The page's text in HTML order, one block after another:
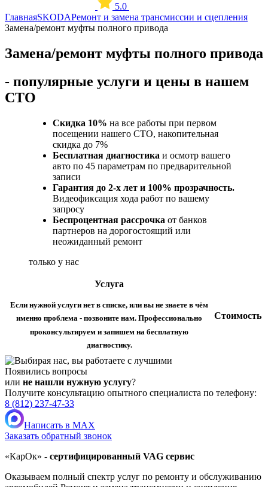
5.0
ГлавнаяSKODAРемонт и замена трансмиссии и сцепления
Замена/ремонт муфты полного привода
Замена/ремонт муфты полного привода
- популярные услуги и цены в нашем
СТО
Скидка 10% на все работы при первом
посещении нашего СТО, накопительная
скидка до 7%
Бесплатная диагностика и осмотр вашего
авто по 45 параметрам по предварительной
записи
Гарантия до 2-х лет и 100% прозрачность.
Видеофиксация хода работ по вашему
запросу
Беспроцентная рассрочка от банков
партнеров на дорогостоящий или
неожиданный ремонт
только у нас
Услуга
Если нужной услуги нет в списке, или вы не знаете в чём
именно проблема - позвоните нам. Профессионально
проконсультируем и запишем на бесплатную
диагностику.
Стоимость
Появились вопросы
или не нашли нужную услугу?
Получите консультацию опытного специалиста по телефону:
8 (812) 237-47-33
Написать в MAX
Заказать обратный звонок
«КарОк» - сертифицированный VAG сервис
Оказываем полный спектр услуг по ремонту и обслуживанию